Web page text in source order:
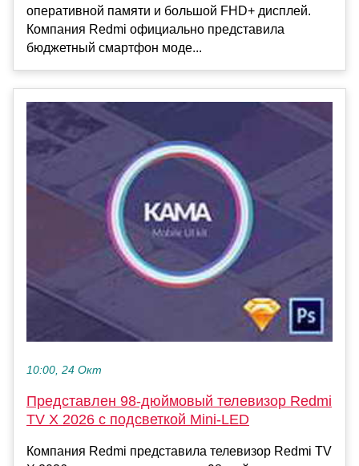
оперативной памяти и большой FHD+ дисплей.
Компания Redmi официально представила
бюджетный смартфон моде...
10:00, 24 Окт
Представлен 98-дюймовый телевизор Redmi
TV X 2026 с подсветкой Mini-LED
Компания Redmi представила телевизор Redmi TV